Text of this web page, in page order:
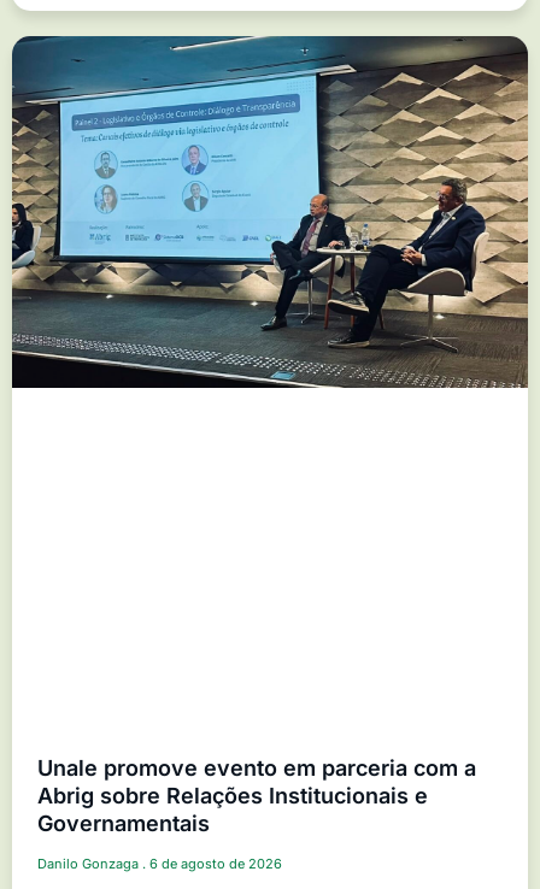
Unale promove evento em parceria com a
Abrig sobre Relações Institucionais e
Governamentais
Danilo Gonzaga 6 de agosto de 2026